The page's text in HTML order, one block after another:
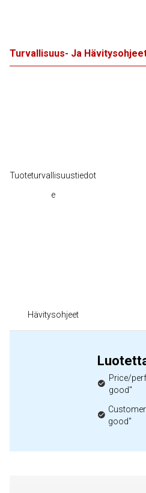
Turvallisuus- Ja
Tuoteturvallisuustiedot
e
Hävitysohjeet
Price/
good"
good"